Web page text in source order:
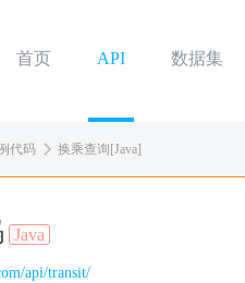
首页 API 数据集
代码 换乘查询[Java]
Java
api/transit/